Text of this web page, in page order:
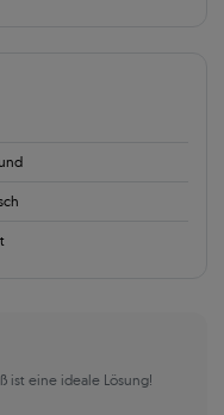
ist eine ideale Lösung!